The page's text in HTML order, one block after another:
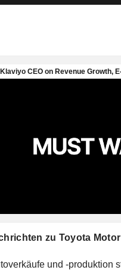
zu Toyota
und -produktion